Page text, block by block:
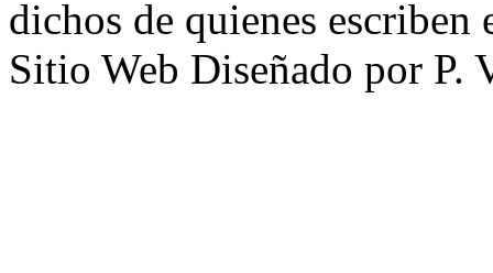
dichos de quienes escriben
Sitio Web Diseñado por